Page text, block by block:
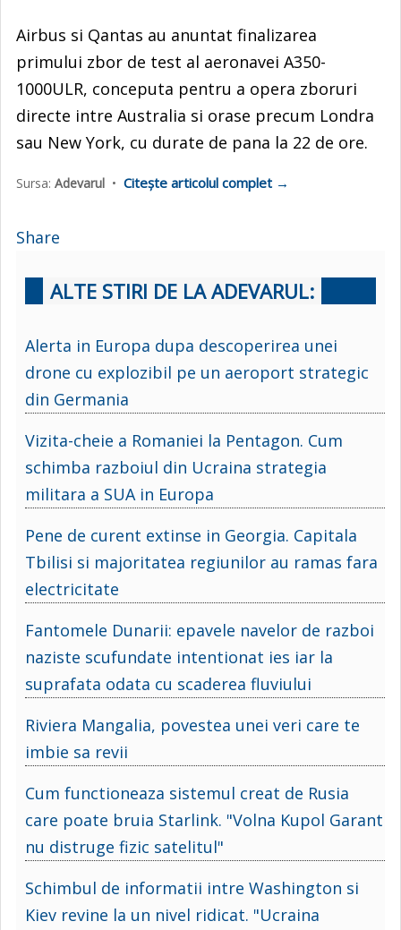
Airbus si Qantas au anuntat finalizarea
primului zbor de test al aeronavei A350-
1000ULR, conceputa pentru a opera zboruri
directe intre Australia si orase precum Londra
sau New York, cu durate de pana la 22 de ore.
Sursa: Adevarul • Citește articolul complet →
Share
ALTE STIRI DE LA ADEVARUL:
Alerta in Europa dupa descoperirea unei
drone cu explozibil pe un aeroport strategic
din Germania
Vizita-cheie a Romaniei la Pentagon. Cum
schimba razboiul din Ucraina strategia
militara a SUA in Europa
Pene de curent extinse in Georgia. Capitala
Tbilisi si majoritatea regiunilor au ramas fara
electricitate
Fantomele Dunarii: epavele navelor de razboi
naziste scufundate intentionat ies iar la
suprafata odata cu scaderea fluviului
Riviera Mangalia, povestea unei veri care te
imbie sa revii
Cum functioneaza sistemul creat de Rusia
care poate bruia Starlink. "Volna Kupol Garant
nu distruge fizic satelitul"
Schimbul de informatii intre Washington si
Kiev revine la un nivel ridicat. "Ucraina